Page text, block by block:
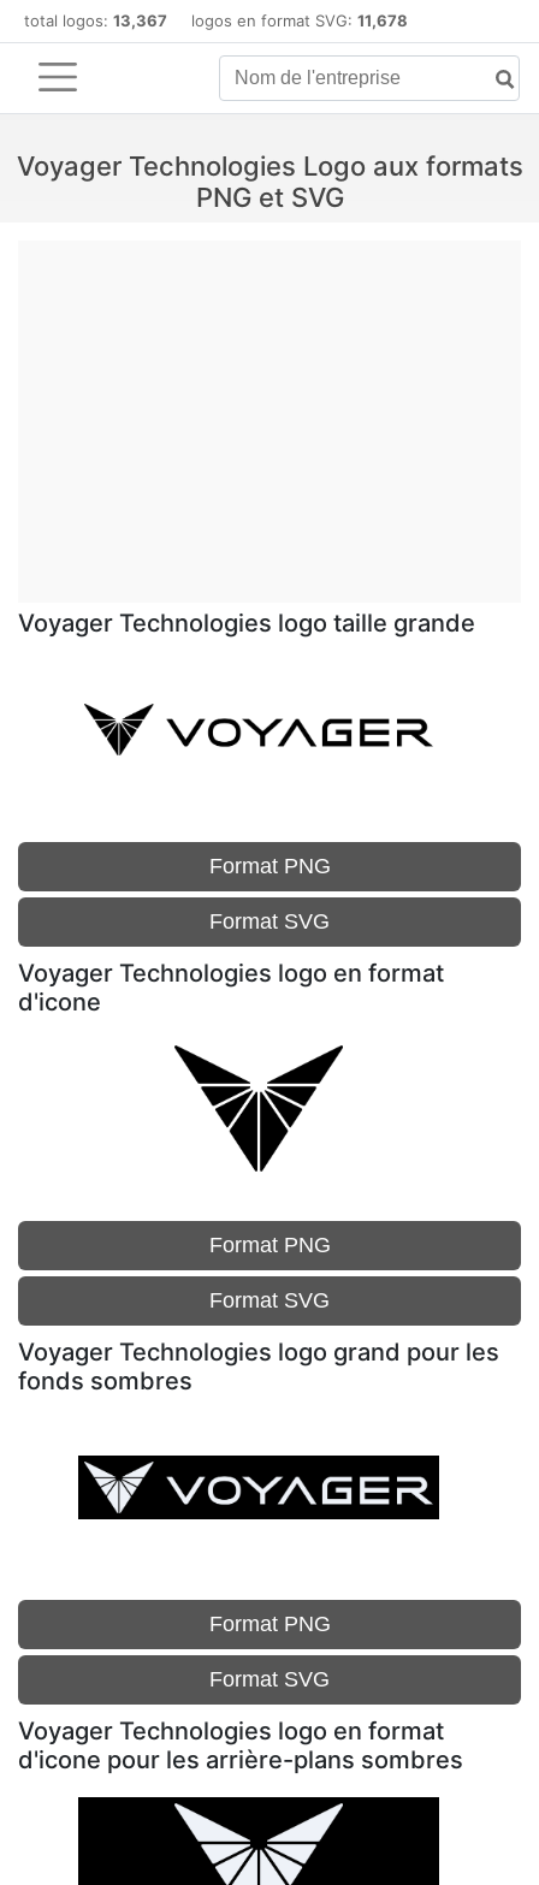
total logos: 13,367 logos en format SVG: 11,678
Voyager Technologies Logo aux formats
PNG et SVG
Voyager Technologies logo taille grande
Format PNG
Format SVG
Voyager Technologies logo en format
d'icone
Format PNG
Format SVG
Voyager Technologies logo grand pour les
fonds sombres
Format PNG
Format SVG
Voyager Technologies logo en format
d'icone pour les arrière-plans sombres